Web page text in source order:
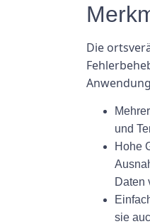
Die
und
Hohe
Daten
sie